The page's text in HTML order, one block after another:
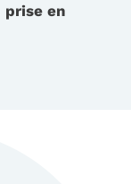
prise en